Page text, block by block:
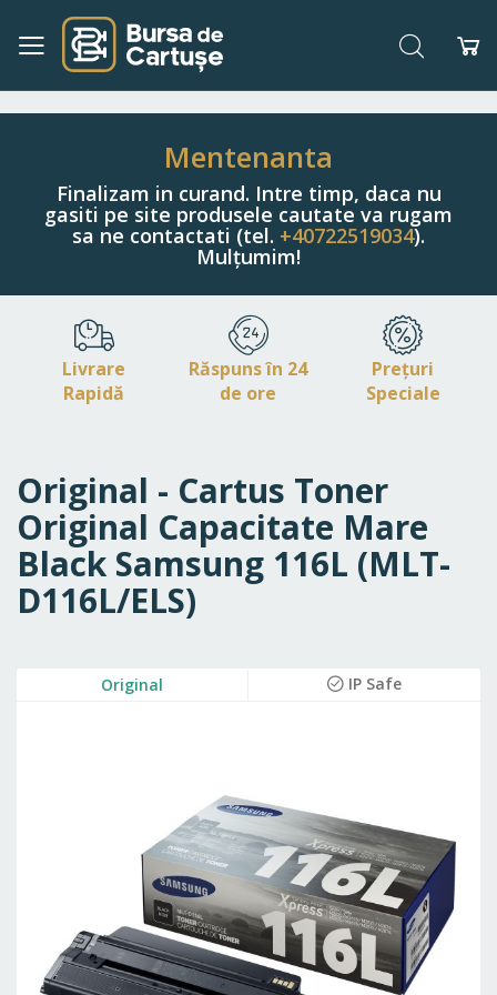
Navigați
Conținut
Căutare
Mentenanta
Finalizam in curand. Intre timp, daca nu
gasiti pe site produsele cautate va rugam
sa ne contactati (tel. +40722519034).
Mulțumim!
Livrare
Rapidă
Răspuns în 24
de ore
Prețuri
Speciale
Original - Cartus Toner
Original Capacitate Mare
Black Samsung 116L (MLT-
D116L/ELS)
Original IP Safe